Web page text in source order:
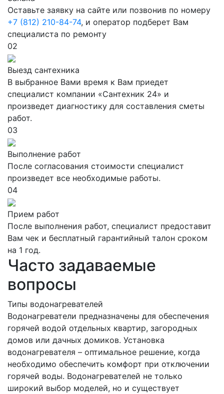
Оставьте заявку на сайте или позвонив по номеру
+7 (812) 210-84-74, и оператор подберет Вам
специалиста по ремонту
02
Выезд сантехника
В выбранное Вами время к Вам приедет
специалист компании «Сантехник 24» и
произведет диагностику для составления сметы
работ.
03
Выполнение работ
После согласования стоимости специалист
произведет все необходимые работы.
04
Прием работ
После выполнения работ, специалист предоставит
Вам чек и бесплатный гарантийный талон сроком
на 1 год.
Часто задаваемые
вопросы
Типы водонагревателей
Водонагреватели предназначены для обеспечения
горячей водой отдельных квартир, загородных
домов или дачных домиков. Установка
водонагревателя – оптимальное решение, когда
необходимо обеспечить комфорт при отключении
горячей воды. Водонагревателей не только
широкий выбор моделей, но и существует